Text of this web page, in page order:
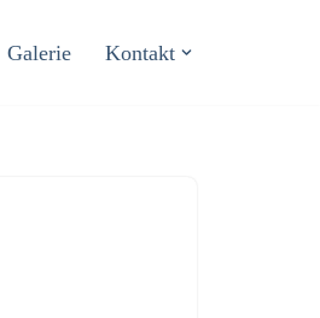
Galerie Kontakt